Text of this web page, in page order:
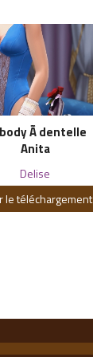
Ã dentelle
Anita
Delise
le téléchargement